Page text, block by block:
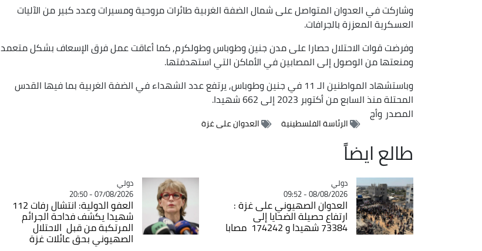
وشاركت في العدوان المتواصل على شمال الضفة الغربية طائرات مروحية ومسيرات وعدد كبير من الآليات
العسكرية المعززة بالجرافات.
وفرضت قوات الاحتلال حصارا على مدن جنين وطوباس وطولكرم, كما أعاقت عمل فرق الإسعاف بشكل متعمد
ومنعتها من الوصول إلى المصابين في الأماكن التي استهدفتها.
وباستشهاد المواطنين الـ 11 في جنين وطوباس, يرتفع عدد الشهداء في الضفة الغربية بما فيها القدس
المحتلة منذ السابع من أكتوبر 2023 إلى 662 شهيدا.
المصدر وأج
الرئاسة الفلسطينية العدوان على غزة
طالع ايضاً
Catégorie
دولي
08/08/2026 - 09:52
العدوان الصهيوني على غزة :
ارتفاع حصيلة الضحايا إلى
73384 شهيدا و 174242 مصابا
Catégorie
دولي
07/08/2026 - 20:50
العفو الدولية: انتشال رفات 112
شهيدا يكشف فداحة الجرائم
المرتكبة من قبل الاحتلال
الصهيوني بحق عائلات غزة